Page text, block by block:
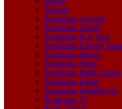
Nipeller
Paslanmaz Çekvalf
Paslanmaz Dirsek
Paslanmaz Kör Tapa
Paslanmaz Küresel Vana
Paslanmaz Maşon
Paslanmaz Nipel
Paslanmaz Pislik Tutucu
Paslanmaz Rakor
Paslanmaz Redüksiyon
Paslanmaz Te